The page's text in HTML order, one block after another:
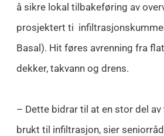
å sikre lokal tilbakeføring av
prosjektert ti
Basal). Hit føres avrenning fra
dekker, takvann og drens.
– Dette bidrar til at en stor del
brukt til infiltrasjon, sier